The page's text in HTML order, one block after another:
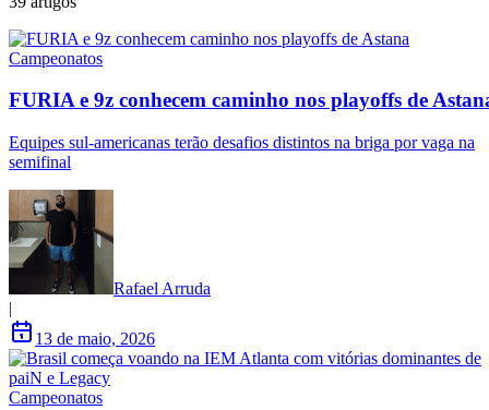
Campeonatos
FURIA e 9z conhecem caminho nos playoffs de
Equipes sul-americanas terão desafios distintos na briga por vaga na
semifinal
Rafael Arruda
|
13 de maio, 2026
Campeonatos